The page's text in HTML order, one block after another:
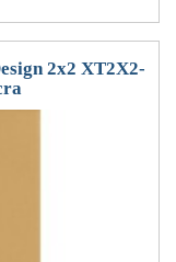
2x2 XT2X2-